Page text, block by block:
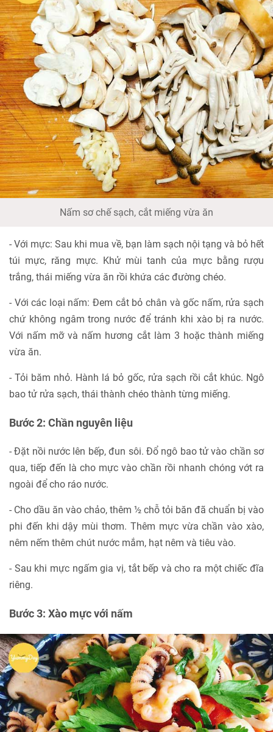
Nấm sơ chế sạch, cắt miếng vừa ăn
- Với mực: Sau khi mua về, bạn làm sạch nội tạng và bỏ hết
túi mực, răng mực. Khử mùi tanh của mực bằng rượu
trắng, thái miếng vừa ăn rồi khứa các đường chéo.
- Với các loại nấm: Đem cắt bỏ chân và gốc nấm, rửa sạch
chứ không ngâm trong nước để tránh khi xào bị ra nước.
Với nấm mỡ và nấm hương cắt làm 3 hoặc thành miếng
vừa ăn.
- Tỏi băm nhỏ. Hành lá bỏ gốc, rửa sạch rồi cắt khúc. Ngô
bao tử rửa sạch, thái thành chéo thành từng miếng.
Bước 2: Chần nguyên liệu
- Đặt nồi nước lên bếp, đun sôi. Đổ ngô bao tử vào chần sơ
qua, tiếp đến là cho mực vào chần rồi nhanh chóng vớt ra
ngoài để cho ráo nước.
- Cho dầu ăn vào chảo, thêm ½ chỗ tỏi băn đã chuẩn bị vào
phi đến khi dậy mùi thơm. Thêm mực vừa chần vào xào,
nêm nếm thêm chút nước mắm, hạt nêm và tiêu vào.
- Sau khi mực ngấm gia vị, tắt bếp và cho ra một chiếc đĩa
riêng.
Bước 3: Xào mực với nấm